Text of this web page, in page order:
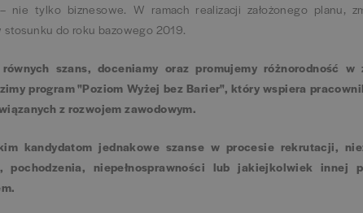
nie tylko biznesowe. W ramach realizacji założonego planu,
do roku bazowego 2019.
szans, doceniamy oraz promujemy różnorodność
program "Poziom Wyżej bez Barier", który wspiera
z rozwojem zawodowym.
kandydatom jednakowe szanse w procesie rekrutacji,
pochodzenia, niepełnosprawności lub jakiejkolwiek innej